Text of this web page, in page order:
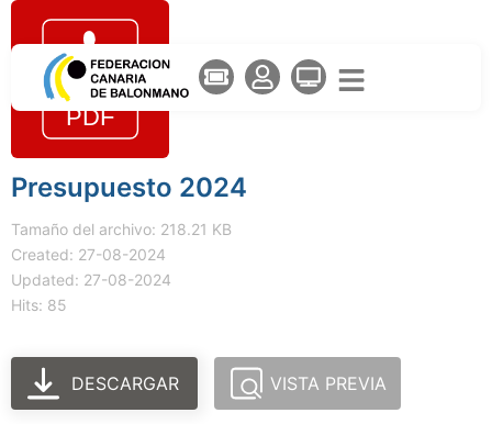
Presupuesto 2024
Tamaño del archivo: 218.21 KB
Created: 27-08-2024
Updated: 27-08-2024
Hits: 85
DESCARGAR VISTA PREVIA